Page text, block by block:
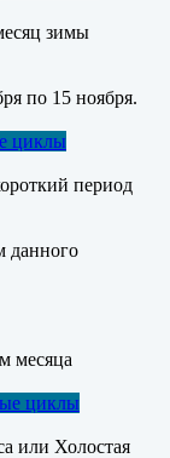
зимы
по 15 ноября.
циклы
период
данного
месяца
циклы
или Холостая